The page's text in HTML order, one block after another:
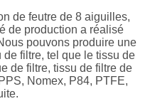
de feutre de 8 aiguilles,
de production a réalisé
pouvons produire une
filtre, tel que le tissu de
de filtre, tissu de filtre de
Nomex, P84, PTFE,